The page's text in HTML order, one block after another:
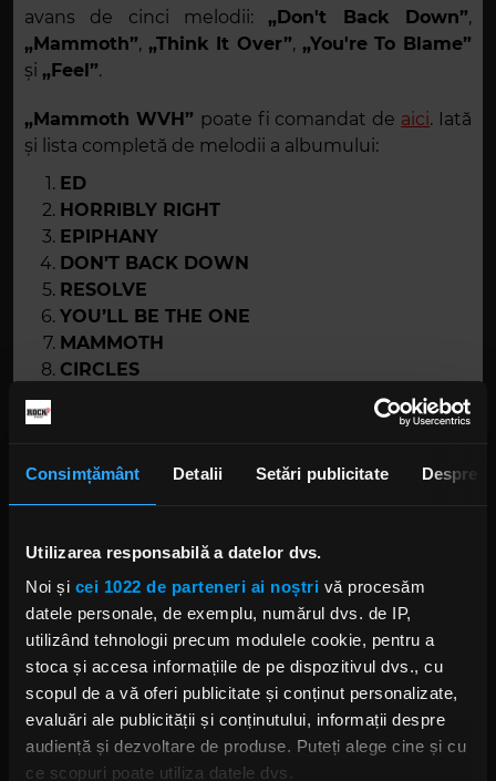
Consimțământ Detalii Setări publicitate Despre
Utilizarea responsabilă a datelor dvs.
Noi și cei 1022 de parteneri ai noștri vă procesăm
datele personale, de exemplu, numărul dvs. de IP,
utilizând tehnologii precum modulele cookie, pentru a
stoca și accesa informațiile de pe dispozitivul dvs., cu
scopul de a vă oferi publicitate și conținut personalizate,
evaluări ale publicității și conținutului, informații despre
audiență și dezvoltare de produse. Puteți alege cine și cu
ce scopuri poate utiliza datele dvs.
avans de cinci melodii:„Don't Back Down”,
„Mammoth”, „Think It Over”, „You're To Blame”
și „Feel”.
„Mammoth WVH” poate fi comandat de aici. Iată
și lista completă de melodii a albumului:
ED
HORRIBLY RIGHT
EPIPHANY
DON’T BACK DOWN
RESOLVE
YOU’LL BE THE ONE
MAMMOTH
CIRCLES
FEEL
STONE